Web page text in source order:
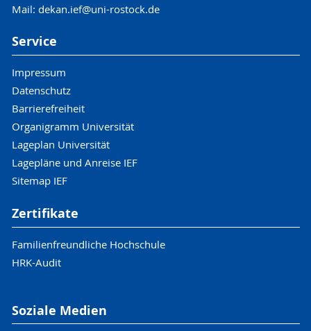
Mail: dekan.ief@uni-rostock.de
Service
Impressum
Datenschutz
Barrierefreiheit
Organigramm Universität
Lageplan Universität
Lagepläne und Anreise IEF
Sitemap IEF
Zertifikate
Familienfreundliche Hochschule
HRK-Audit
Soziale Medien